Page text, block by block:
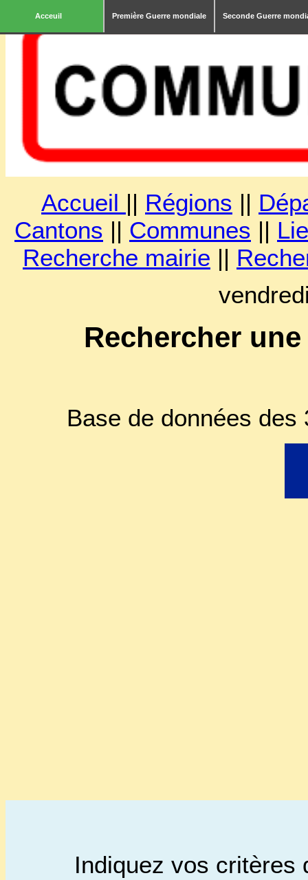
Acceuil Première Guerre mondiale Seconde Guerre
Accueil || Régions ||
Cantons || Communes ||
Recherche mairie ||
Rechercher
Base de données
Indiquez vos critères